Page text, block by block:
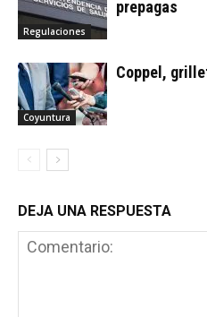
Regulaciones
prepagas
Coyuntura
Coppel,
DEJA UNA RESPUESTA